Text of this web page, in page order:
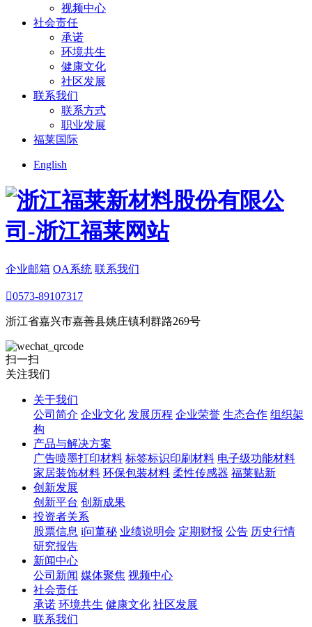
视频中心
社会责任
承诺
环境共生
健康文化
社区发展
联系我们
联系方式
职业发展
福莱国际
English
企业邮箱 OA系统 联系我们
0573-89107317
浙江省嘉兴市嘉善县姚庄镇利群路269号
扫一扫
关注我们
关于我们
公司简介 企业文化 发展历程 企业荣誉 生态合作 组织架
构
产品与解决方案
广告喷墨打印材料 标签标识印刷材料 电子级功能材料
家居装饰材料 环保包装材料 柔性传感器 福莱贴新
创新发展
创新平台 创新成果
投资者关系
股票信息 i问董秘 业绩说明会 定期财报 公告 历史行情
研究报告
新闻中心
公司新闻 媒体聚焦 视频中心
社会责任
承诺 环境共生 健康文化 社区发展
联系我们